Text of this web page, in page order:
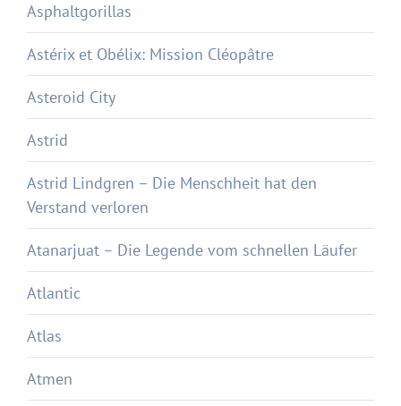
Asphaltgorillas
Astérix et Obélix: Mission Cléopâtre
Asteroid City
Astrid
Astrid Lindgren – Die Menschheit hat den
Verstand verloren
Atanarjuat – Die Legende vom schnellen Läufer
Atlantic
Atlas
Atmen